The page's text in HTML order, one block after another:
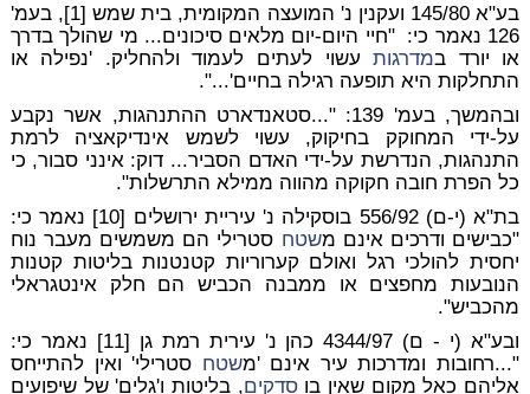
בע"א 145/80 ועקנין נ' המועצה המקומית, בית שמש [1], בעמ'
126 נאמר כי: "חיי היום-יום מלאים סיכונים... מי שהולך בדרך
או יורד במדרגותעשוי לעתים לעמוד ולהחליק. 'נפילה או
התחלקות היא תופעה רגילה בחיים'...".
ובהמשך, בעמ' 139: "...סטאנדארט ההתנהגות, אשר נקבע
על-ידי המחוקק בחיקוק, עשוי לשמש אינדיקאציה לרמת
התנהגות, הנדרשת על-ידי האדם הסביר... דוק: אינני סבור, כי
כל הפרת חובה חקוקה מהווה ממילא התרשלות".
בת"א (י-ם) 556/92 בוסקילה נ' עיריית ירושלים [10] נאמר כי:
"כבישים ודרכים אינם משטח סטרילי הם משמשים מעבר נוח
יחסית להולכי רגל ואולם קערוריות קטנטנות בליטות קטנות
הנובעות מחפצים או ממבנה הכביש הם חלק אינטגראלי
מהכביש".
ובע"א (י - ם) 4344/97 כהן נ' עירית רמת גן [11] נאמר כי:
"...רחובות ומדרכות עיר אינם 'משטח סטרילי' ואין להתייחס
אליהם כאל מקום שאין בוסדקים, בליטות ו'גלים' של שיפועים